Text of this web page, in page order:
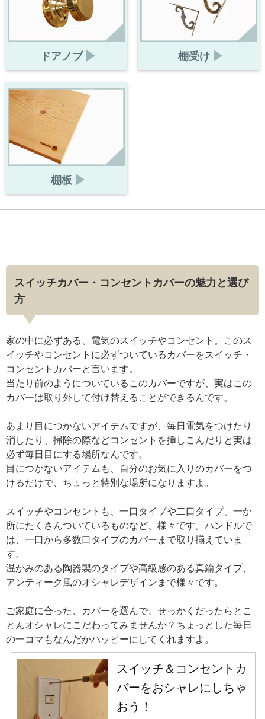
ドアノブ 棚受け
棚板
スイッチカバー・コンセントカバーの魅力と選び
方
家の中に必ずある、電気のスイッチやコンセント。このス
イッチやコンセントに必ずついているカバーをスイッチ・
コンセントカバーと言います。
当たり前のようについているこのカバーですが、実はこの
カバーは取り外して付け替えることができるんです。
あまり目につかないアイテムですが、毎日電気をつけたり
消したり、掃除の際などコンセントを挿しこんだりと実は
必ず毎日目にする場所なんです。
目につかないアイテムも、自分のお気に入りのカバーをつ
けるだけで、ちょっと特別な場所になりますよ。
スイッチやコンセントも、一口タイプや二口タイプ、一か
所にたくさんついているものなど、様々です。ハンドルで
は、一口から多数口タイプのカバーまで取り揃えていま
す。
温かみのある陶器製のタイプや高級感のある真鍮タイプ、
アンティーク風のオシャレデザインまで様々です。
ご家庭に合った、カバーを選んで、せっかくだったらとこ
とんオシャレにこだわってみませんか？ちょっとした毎日
の一コマもなんだかハッピーにしてくれますよ。
スイッチ＆コンセントカ
バーをおシャレにしちゃ
おう！